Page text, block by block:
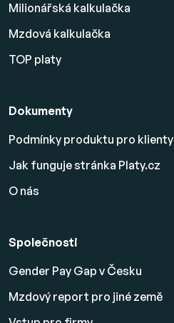
Milionářská kalkulačka
Mzdová kalkulačka
TOP platy
Dokumenty
Podmínky produktu pro klienty
Jak funguje stránka Platy.cz
O nás
Společnosti
Gender Pay Gap v Česku
Mzdový report pro jiné země